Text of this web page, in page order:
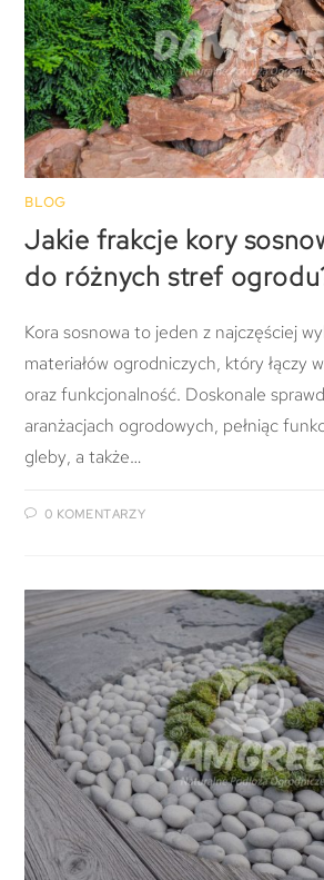
BLOG
Jakie frakcje kory
do różnych stref
Kora sosnowa to jeden z najczęściej
materiałów ogrodniczych, który łączy
oraz funkcjonalność. Doskonale
aranżacjach ogrodowych, pełniąc
gleby, a także…
0 KOMENTARZY